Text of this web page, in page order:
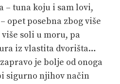
– tuna koju i sam lovi,
opet posebna zbog više
soli u moru, pa
iz vlastita dvorišta…
je bolje od onoga
sigurno njihov način